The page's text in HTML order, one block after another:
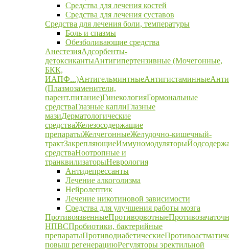
Средства для лечения костей
Средства для лечения суставов
Средства для лечения боли, температуры
Боль и спазмы
Обезболивающие средства
АнестезияАдсорбенты-
детоксикантыАнтигипертензивные (Мочегонные,
БКК,
ИАПФ...)АнтигельминтныеАнтигистаминные
(Плазмозаменители,
парент.питание)ГинекологияГормональные
средстваГлазные каплиГлазные
мазиДерматологические
средстваЖелезосодержащие
препаратыЖелчегонныеЖелудочно-кишечный-
трактЗакрепляющиеИммуномодуляторы
средстваНоотропные и
транквилизаторыНеврология
Антидепрессанты
Лечение алкоголизма
Нейролептик
Лечение никотиновой зависимости
Средства для улучшения работы мозга
ПротивоязвенныеПротиворвотные
НПВСПробиотики, бактерийные
препаратыПротиводиабетические
повыш регенерациюРегуляторы эректильной